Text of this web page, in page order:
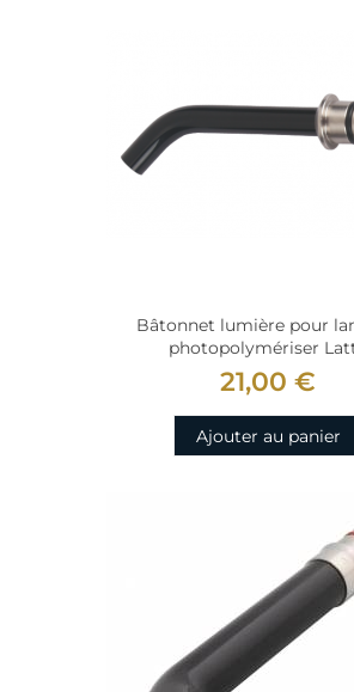
Bâtonnet lumière pour
photopolymériser
21,00 €
Ajouter au panier